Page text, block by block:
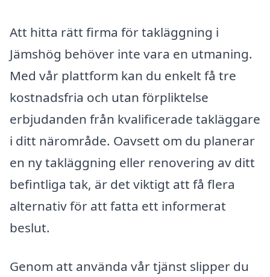
Att hitta rätt firma för takläggning i
Jämshög behöver inte vara en utmaning.
Med vår plattform kan du enkelt få tre
kostnadsfria och utan förpliktelse
erbjudanden från kvalificerade takläggare
i ditt närområde. Oavsett om du planerar
en ny takläggning eller renovering av ditt
befintliga tak, är det viktigt att få flera
alternativ för att fatta ett informerat
beslut.
Genom att använda vår tjänst slipper du